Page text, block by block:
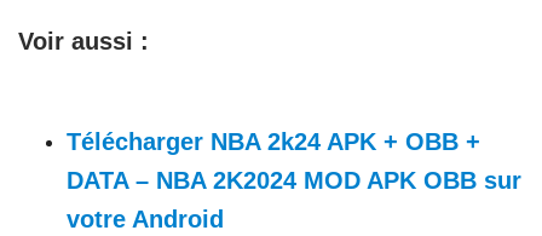
Voir aussi :
Télécharger NBA 2k24 APK + OBB +
DATA – NBA 2K2024 MOD APK OBB sur
votre Android